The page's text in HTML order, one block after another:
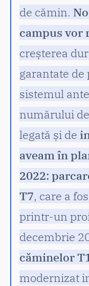
de cămin.
campus vor
creșterea
garantate de
sistemul
numărului
legată și de
aveam în
2022:
T7, care a
printr-un
decembrie
căminelor
modernizat